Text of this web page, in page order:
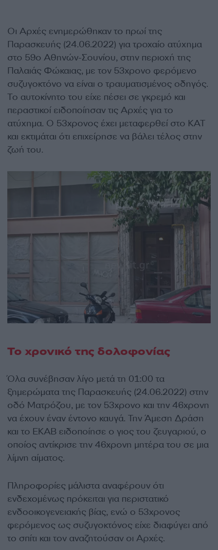
Οι Αρχές ενημερώθηκαν το πρωί της
Παρασκευής (24.06.2022) για τροχαίο ατύχημα
στο 59ο Αθηνών-Σουνίου, στην περιοχή της
Παλαιάς Φώκαιας, με τον 53χρονο φερόμενο
συζυγοκτόνο να είναι ο τραυματισμένος οδηγός.
Το αυτοκίνητο του είχε πέσει σε γκρεμό και
περαστικοί ειδοποίησαν τις Αρχές για το
ατύχημα. Ο 53χρονος έχει μεταφερθεί στο ΚΑΤ
και εκτιμάται ότι επιχείρησε να βάλει τέλος στην
ζωή του.
Το χρονικό της δολοφονίας
Όλα συνέβησαν λίγο μετά τη 01:00 τα
ξημερώματα της Παρασκευής (24.06.2022) στην
οδό Ματρόζου, με τον 53χρονο και την 46χρονη
να έχουν έναν έντονο καυγά. Την Άμεση Δράση
και το ΕΚΑΒ ειδοποίησε ο γιος του ζευγαριού, ο
οποίος αντίκρισε την 46χρονη μητέρα του σε μια
λίμνη αίματος.
Πληροφορίες μάλιστα αναφέρουν ότι
ενδεχομένως πρόκειται για περιστατικό
ενδοοικογενειακής βίας, ενώ ο 53χρονος
φερόμενος ως συζυγοκτόνος είχε διαφύγει από
το σπίτι και τον αναζητούσαν οι Αρχές.